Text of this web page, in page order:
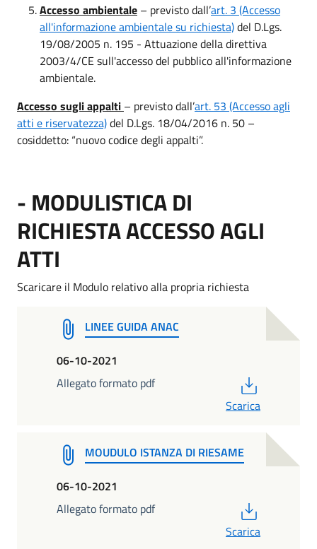
Accesso ambientale – previsto dall’art. 3 (Accesso
all'informazione ambientale su richiesta)del D.Lgs.
19/08/2005 n. 195 - Attuazione della direttiva
2003/4/CE sull'accesso del pubblico all'informazione
ambientale.
Accesso sugli appalti – previsto dall’art. 53 (Accesso agli
atti e riservatezza)del D.Lgs. 18/04/2016 n. 50 –
cosiddetto: “nuovo codice degli appalti”.
- MODULISTICA DI
RICHIESTA ACCESSO AGLI
ATTI
Scaricare il Modulo relativo alla propria richiesta
LINEE GUIDA ANAC
06-10-2021
Allegato formato pdf
Scarica
MOUDULO ISTANZA DI RIESAME
06-10-2021
Allegato formato pdf
Scarica